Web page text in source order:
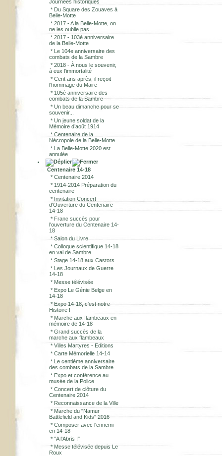
Journées historiques
* Du Square des Zouaves à
Belle-Motte
* 2017 - A la Belle-Motte, on
ne les oublie pas...
* 2017 - 103è anniversaire
de la Belle-Motte
* Le 104e anniversaire des
combats de la Sambre
* 2018 - À nous le souvenir,
à eux l’immortalité
* Cent ans après, il reçoit
l'hommage du Maire
* 105è anniversaire des
combats de la Sambre
* Un beau dimanche pour se
souvenir...
* Un jeune soldat de la
Mémoire d’août 1914
* Centenaire de la
Nécropole de la Belle-Motte
* La Belle-Motte 2020 est
annulée
Centenaire 14-18
* Centenaire 2014
* 1914-2014 Préparation du
centenaire
* Invitation Concert
d'Ouverture du Centenaire
14-18
* Franc succès pour
l'ouverture du Centenaire 14-
18
* Salon du Livre
* Colloque scientifique 14-18
en val de Sambre
* Stage 14-18 aux Castors
* Les Journaux de Guerre
14-18
* Messe télévisée
* Expo Le Génie Belge en
14-18
* Expo 14-18, c'est notre
Histoire !
* Marche aux flambeaux en
mémoire de 14-18
* Grand succès de la
marche aux flambeaux
* Villes Martyres - Editions
* Carte Mémorielle 14-14
* Le centième anniversaire
des combats de la Sambre
* Expo et conférence au
musée de la Police
* Concert de clôture du
Centenaire 2014
* Reconnaissance de la Ville
* Marche du "Namur
Battlefield and Kids" 2016
* Composer avec l'ennemi
en 14-18
* "A l'Abris !"
* Messe télévisée depuis Le
Roux